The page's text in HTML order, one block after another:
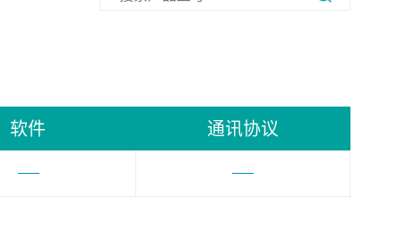
软件 通讯协议